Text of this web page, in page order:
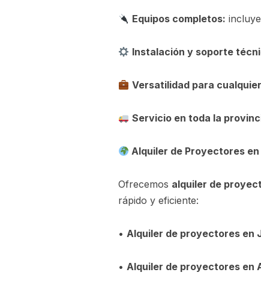
Equipos completos:
Instalación y soporte
Versatilidad para
Servicio en toda la
Alquiler de Proyectores
Ofrecemos alquiler de
rápido y eficiente:
• Alquiler de proyectores en
• Alquiler de proyectores en